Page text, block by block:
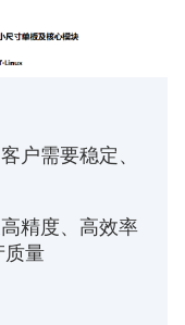
户需要稳定、
精度、高效率
质量